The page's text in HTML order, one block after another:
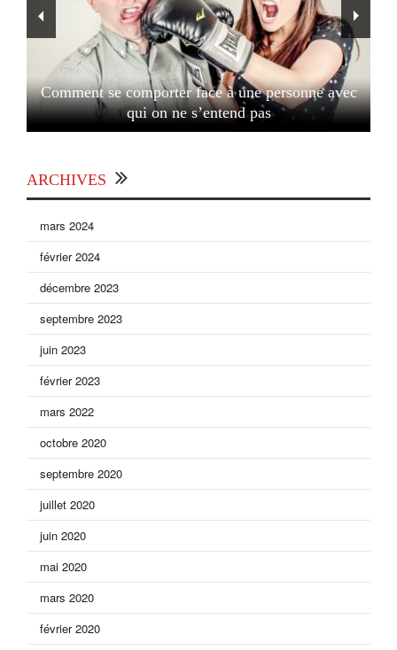
Comment se comporter face à une personne avec
qui on ne s’entend pas
ARCHIVES
mars 2024
février 2024
décembre 2023
septembre 2023
juin 2023
février 2023
mars 2022
octobre 2020
septembre 2020
juillet 2020
juin 2020
mai 2020
mars 2020
février 2020